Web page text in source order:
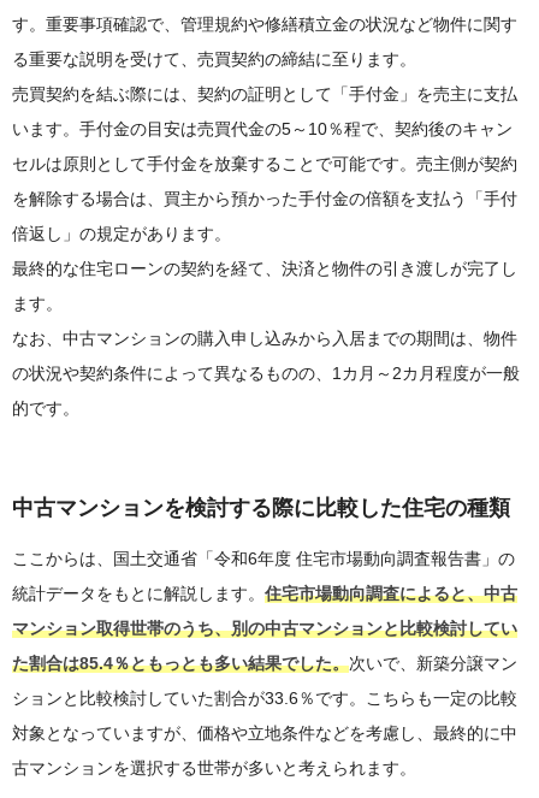
す。重要事項確認で、管理規約や修繕積立金の状況など物件に関す
る重要な説明を受けて、売買契約の締結に至ります。
売買契約を結ぶ際には、契約の証明として「手付金」を売主に支払
います。手付金の目安は売買代金の5～10％程で、契約後のキャン
セルは原則として手付金を放棄することで可能です。売主側が契約
を解除する場合は、買主から預かった手付金の倍額を支払う「手付
倍返し」の規定があります。
最終的な住宅ローンの契約を経て、決済と物件の引き渡しが完了し
ます。
なお、中古マンションの購入申し込みから入居までの期間は、物件
の状況や契約条件によって異なるものの、1カ月～2カ月程度が一般
的です。
中古マンションを検討する際に比較した住宅の種類
ここからは、国土交通省「令和6年度 住宅市場動向調査報告書」の
統計データをもとに解説します。 住宅市場動向調査によると、中古
マンション取得世帯のうち、別の中古マンションと比較検討してい
た割合は85.4％ともっとも多い結果でした。次いで、新築分譲マン
ションと比較検討していた割合が33.6％です。こちらも一定の比較
対象となっていますが、価格や立地条件などを考慮し、最終的に中
古マンションを選択する世帯が多いと考えられます。